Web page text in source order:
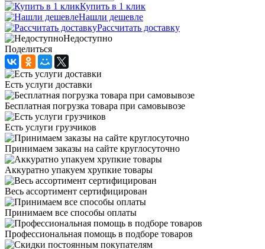
Купить в 1 клик
Нашли дешевле
Рассчитать доставку
Недоступно
Поделиться
Есть услуги доставки
Бесплатная погрузка товара при самовывозе
Есть услуги грузчиков
Принимаем заказы на сайте круглосуточно
Аккуратно упакуем хрупкие товары
Весь ассортимент сертифицирован
Принимаем все способы оплаты
Профессиональная помощь в подборе товаров